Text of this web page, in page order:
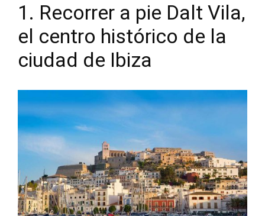
1. Recorrer a pie Dalt Vila,
el centro histórico de la
ciudad de Ibiza